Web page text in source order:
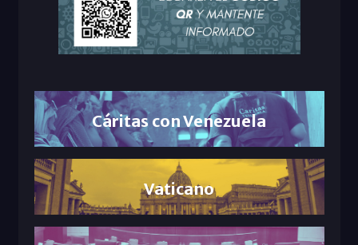
Cáritas con Venezuela
Vaticano